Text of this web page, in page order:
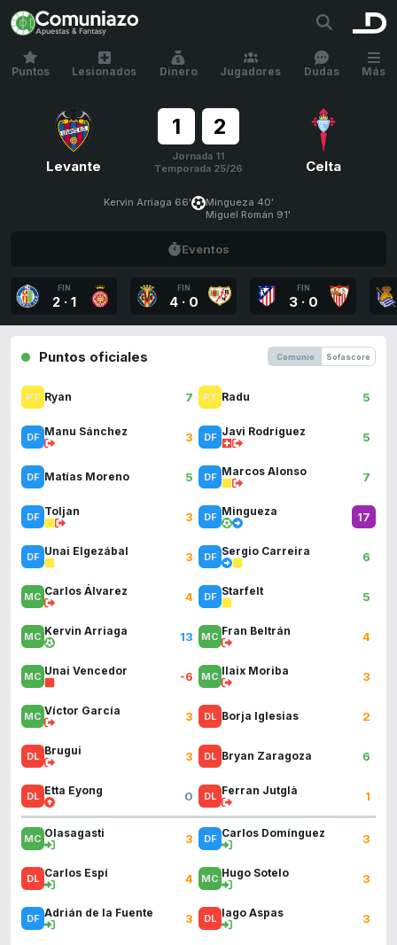
Puntos Lesionados Dinero Jugadores Dudas Más
Levante
1 2
Jornada 11
Temporada 25/26
Celta
Kervin Arriaga 66'
Mingueza 40'
Miguel Román 91'
Eventos
FIN
2 · 1
FIN
4 · 0
FIN
3 · 0
Puntos oficiales Comunio Sofascore
Ryan 7
Manu Sánchez 3
Matías Moreno 5
Toljan 3
Unai Elgezábal 3
Carlos Álvarez 4
Kervin Arriaga 13
Unai Vencedor -6
Víctor García 3
Brugui 3
Etta Eyong 0
Olasagasti 3
Carlos Espí 4
Adrián de la Fuente 3
Radu 5
Javi Rodríguez 5
Marcos Alonso 7
Mingueza 17
Sergio Carreira 6
Starfelt 5
Fran Beltrán 4
Ilaix Moriba 3
Borja Iglesias 2
Bryan Zaragoza 6
Ferran Jutglà 1
Carlos Domínguez 3
Hugo Sotelo 3
Iago Aspas 3